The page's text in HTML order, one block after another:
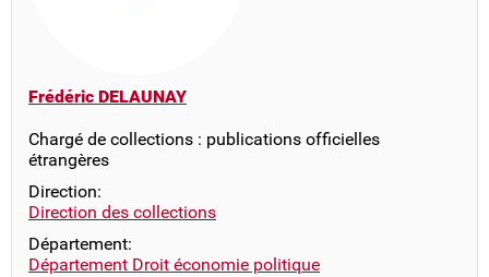
Frédéric DELAUNAY
Chargé de collections : publications officielles
étrangères
Direction:
Direction des collections
Département:
Département Droit économie politique